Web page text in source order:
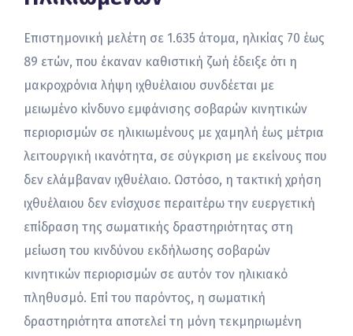
Επιστημονική μελέτη σε 1.635 άτομα, ηλικίας 70 έως
89 ετών, που έκαναν καθιστική ζωή έδειξε ότι η
μακροχρόνια λήψη ιχθυέλαιου συνδέεται με
μειωμένο κίνδυνο εμφάνισης σοβαρών κινητικών
περιορισμών σε ηλικιωμένους με χαμηλή έως μέτρια
λειτουργική ικανότητα, σε σύγκριση με εκείνους που
δεν ελάμβαναν ιχθυέλαιο. Ωστόσο, η τακτική χρήση
ιχθυέλαιου δεν ενίσχυσε περαιτέρω την ευεργετική
επίδραση της σωματικής δραστηριότητας στη
μείωση του κινδύνου εκδήλωσης σοβαρών
κινητικών περιορισμών σε αυτόν τον ηλικιακό
πληθυσμό. Επί του παρόντος, η σωματική
δραστηριότητα αποτελεί τη μόνη τεκμηριωμένη